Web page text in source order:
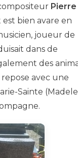
Pierre
est bien avare en
joueur de
dans de
des
avec une
Sainte